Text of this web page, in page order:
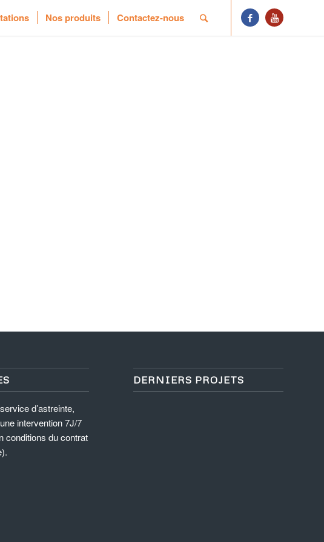
Nos produits Contactez-nous
d’astreinte,
intervention 7J/7
conditions du contrat
DERNIERS PROJETS